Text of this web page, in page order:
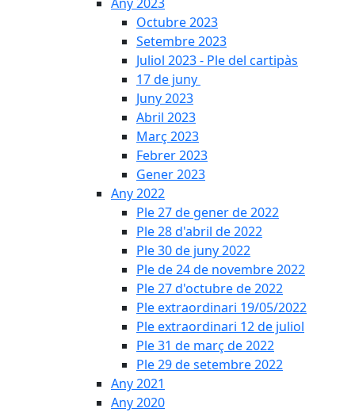
Octubre 2023
Setembre 2023
Juliol 2023 - Ple del cartipàs
17 de juny
Juny 2023
Abril 2023
Març 2023
Febrer 2023
Gener 2023
Any 2022
Ple 27 de gener de 2022
Ple 28 d'abril de 2022
Ple 30 de juny 2022
Ple de 24 de novembre 2022
Ple 27 d'octubre de 2022
Ple extraordinari 19/05/2022
Ple extraordinari 12 de juliol
Ple 31 de març de 2022
Ple 29 de setembre 2022
Any 2021
Any 2020